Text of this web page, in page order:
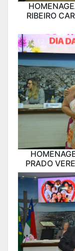
RIBEIRO
PRADO